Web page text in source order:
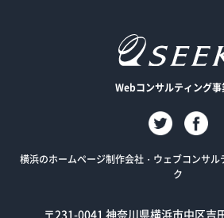
Webコンサルティング事
横浜のホームページ制作会社・ウェブコンサ
ク
〒231-0041 神奈川県横浜市中区吉